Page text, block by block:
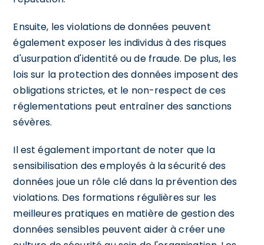
Ensuite, les violations de données peuvent
également exposer les individus à des risques
d'usurpation d'identité ou de fraude. De plus, les
lois sur la protection des données imposent des
obligations strictes, et le non-respect de ces
réglementations peut entraîner des sanctions
sévères.
Il est également important de noter que la
sensibilisation des employés à la sécurité des
données joue un rôle clé dans la prévention des
violations. Des formations régulières sur les
meilleures pratiques en matière de gestion des
données sensibles peuvent aider à créer une